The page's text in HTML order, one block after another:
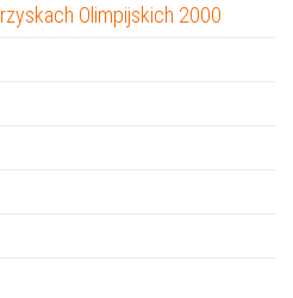
Olimpijskich 2000